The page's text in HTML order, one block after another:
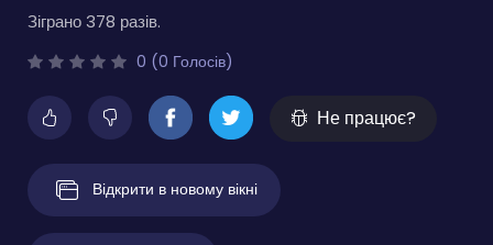
Зіграно 378 разів.
0 (0 Голосів)
Не працює?
Відкрити в новому вікні